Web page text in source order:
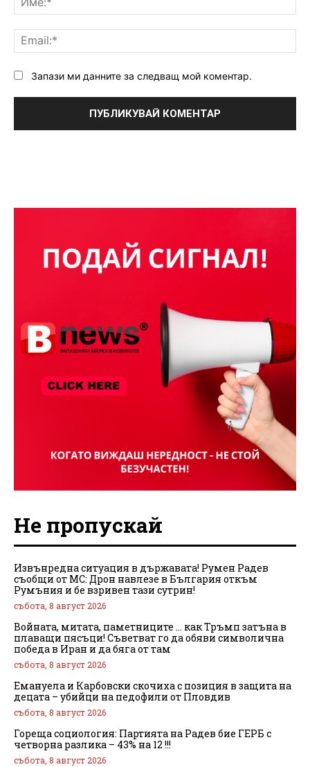
Запази ми данните за следващ мой коментар.
Не пропускай
Извънредна ситуация в държавата! Румен Радев
съобщи от МС: Дрон навлезе в България откъм
Румъния и бе взривен тази сутрин!
събота, 8 август 2026
Войната, митата, паметниците … как Тръмп затъна в
плаващи пясъци! Съветват го да обяви символична
победа в Иран и да бяга от там
събота, 8 август 2026
Емануела и Карбовски скочиха с позиция в защита на
децата – убийци на педофили от Пловдив
събота, 8 август 2026
Гореща социология: Партията на Радев бие ГЕРБ с
четворна разлика – 43% на 12 !!!
събота, 8 август 2026